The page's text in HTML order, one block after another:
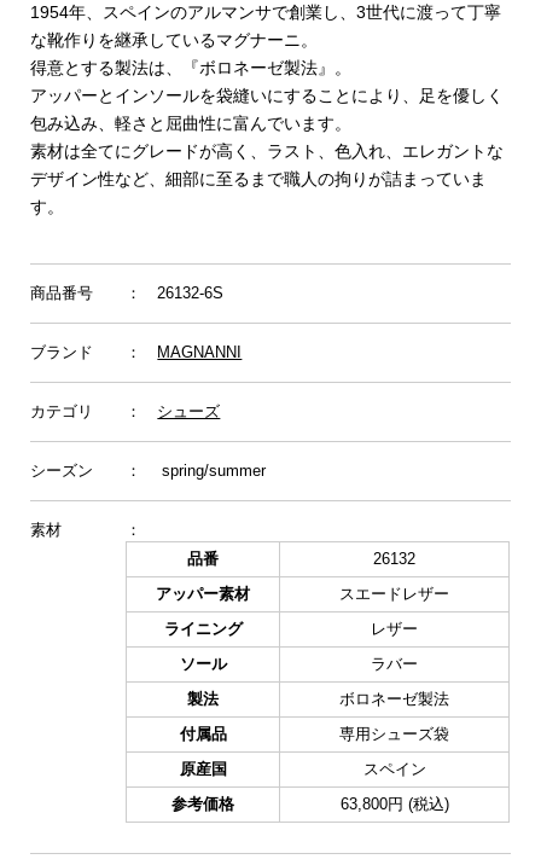
1954年、スペインのアルマンサで創業し、3世代に渡って丁寧
な靴作りを継承しているマグナーニ。
得意とする製法は、『ボロネーゼ製法』。
アッパーとインソールを袋縫いにすることにより、足を優しく
包み込み、軽さと屈曲性に富んでいます。
素材は全てにグレードが高く、ラスト、色入れ、エレガントな
デザイン性など、細部に至るまで職人の拘りが詰まっていま
す。
商品番号 ： 26132-6S
ブランド ： MAGNANNI
カテゴリ ： シューズ
シーズン ： spring/summer
素材
：
品番
26132
アッパー素材
スエードレザー
ライニング
レザー
ソール
ラバー
製法
ボロネーゼ製法
付属品
専用シューズ袋
原産国
スペイン
参考価格
63,800円 (税込)